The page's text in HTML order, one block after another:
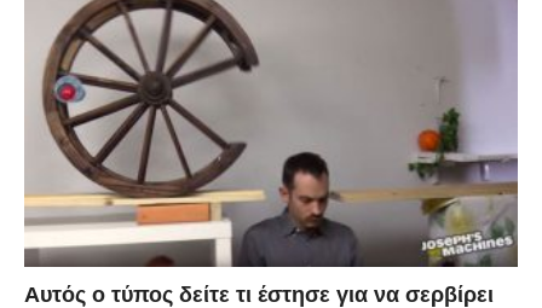
Αυτός ο τύπος δείτε τι έστησε για να σερβίρει